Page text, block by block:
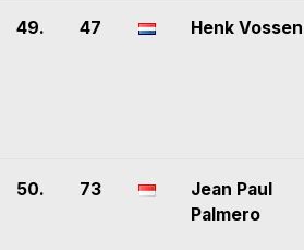
49. 47 Henk Vossen
50. 73
Jean Paul
Palmero